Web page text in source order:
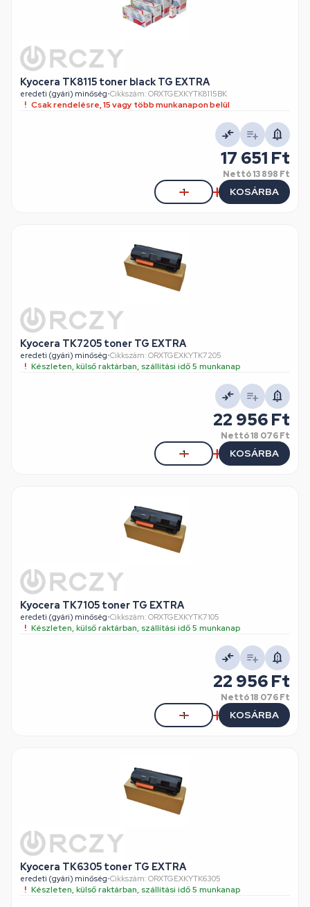
Kyocera TK8115 toner black TG EXTRA
eredeti (gyári) minőség•Cikkszám: ORXTGEXKYTK8115BK
Csak rendelésre, 15 vagy több munkanapon belül
17 651 Ft
Nettó13 898 Ft
KOSÁRBA
Kyocera TK7205 toner TG EXTRA
eredeti (gyári) minőség•Cikkszám: ORXTGEXKYTK7205
Készleten, külső raktárban, szállítási idő 5 munkanap
22 956 Ft
Nettó18 076 Ft
KOSÁRBA
Kyocera TK7105 toner TG EXTRA
eredeti (gyári) minőség•Cikkszám: ORXTGEXKYTK7105
Készleten, külső raktárban, szállítási idő 5 munkanap
22 956 Ft
Nettó18 076 Ft
KOSÁRBA
Kyocera TK6305 toner TG EXTRA
eredeti (gyári) minőség•Cikkszám: ORXTGEXKYTK6305
Készleten, külső raktárban, szállítási idő 5 munkanap